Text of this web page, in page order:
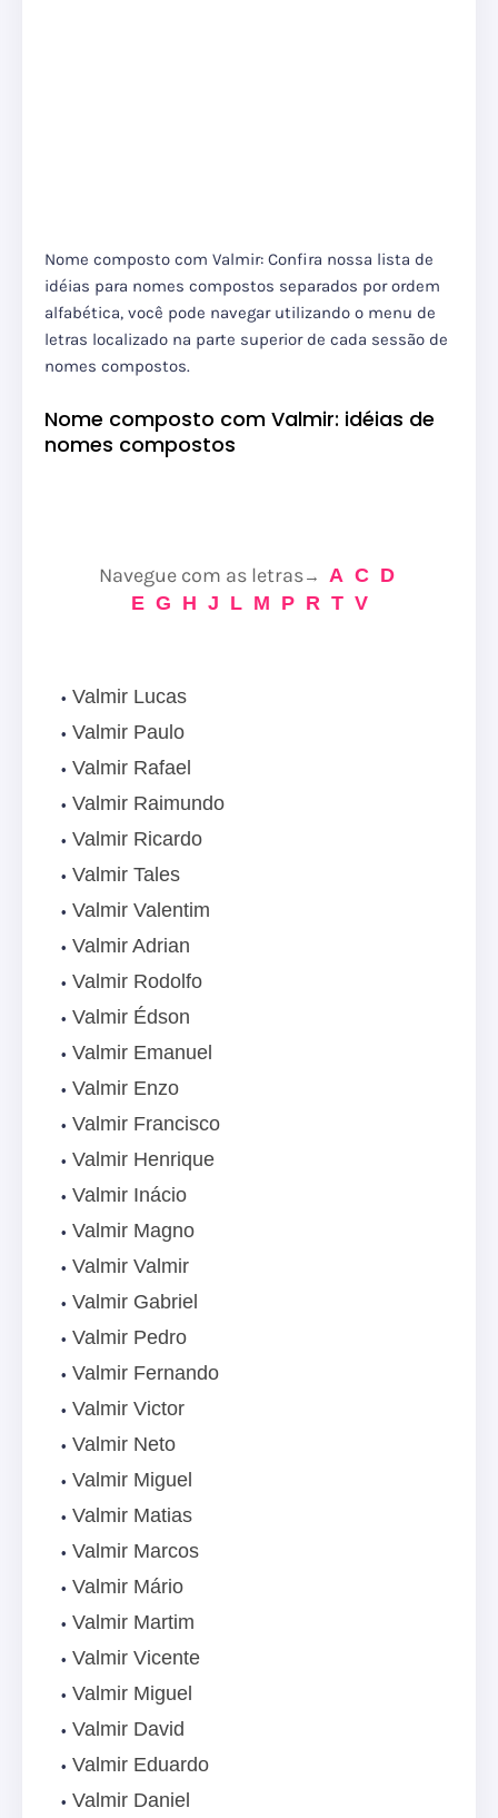
Nome composto com Valmir: Confira nossa lista de
idéias para nomes compostos separados por ordem
alfabética, você pode navegar utilizando o menu de
letras localizado na parte superior de cada sessão de
nomes compostos.
Nome composto com Valmir: idéias de
nomes compostos
Navegue com as letras→ A C D
E G H J L M P R T V
Valmir Lucas
Valmir Paulo
Valmir Rafael
Valmir Raimundo
Valmir Ricardo
Valmir Tales
Valmir Valentim
Valmir Adrian
Valmir Rodolfo
Valmir Édson
Valmir Emanuel
Valmir Enzo
Valmir Francisco
Valmir Henrique
Valmir Inácio
Valmir Magno
Valmir Valmir
Valmir Gabriel
Valmir Pedro
Valmir Fernando
Valmir Victor
Valmir Neto
Valmir Miguel
Valmir Matias
Valmir Marcos
Valmir Mário
Valmir Martim
Valmir Vicente
Valmir Miguel
Valmir David
Valmir Eduardo
Valmir Daniel